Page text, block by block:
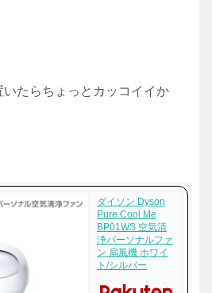
いたらちょっとカッコイイか
ダイソン Dyson
Pure Cool Me
BP01WS 空気清
浄パーソナルファ
ン 扇風機 ホワイ
ト/シルバー